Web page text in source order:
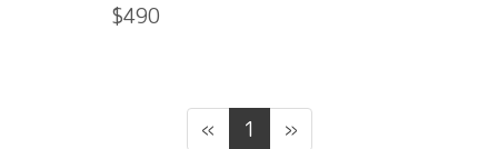
$490
« 1 »